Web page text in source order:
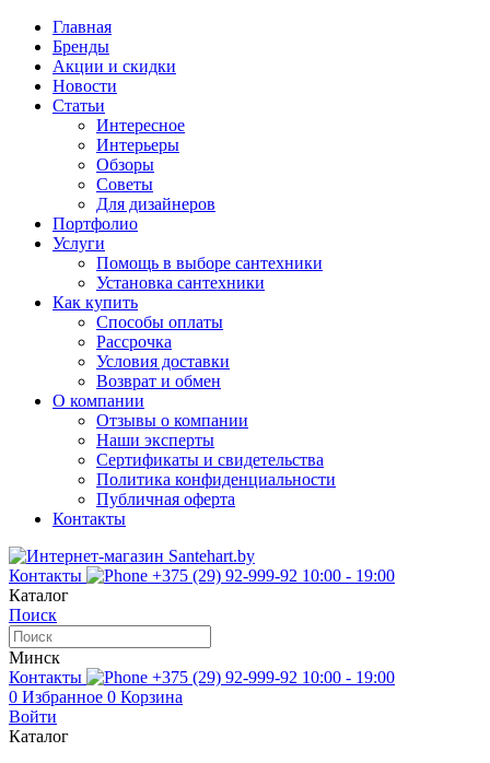
Главная
Бренды
Акции и скидки
Новости
Статьи
Интересное
Интерьеры
Обзоры
Советы
Для дизайнеров
Портфолио
Услуги
Помощь в выборе сантехники
Установка сантехники
Как купить
Способы оплаты
Рассрочка
Условия доставки
Возврат и обмен
О компании
Отзывы о компании
Наши эксперты
Сертификаты и свидетельства
Политика конфиденциальности
Публичная оферта
Контакты
Контакты +375 (29) 92-999-92 10:00 - 19:00
Каталог
Поиск
Минск
Контакты
+375 (29) 92-999-92 10:00 - 19:00
0 Избранное 0 Корзина
Войти
Каталог